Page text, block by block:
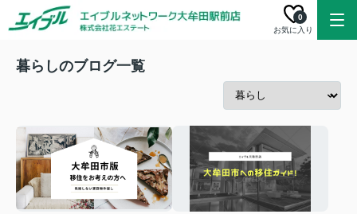
お気に入り
0
暮らしのブログ一覧